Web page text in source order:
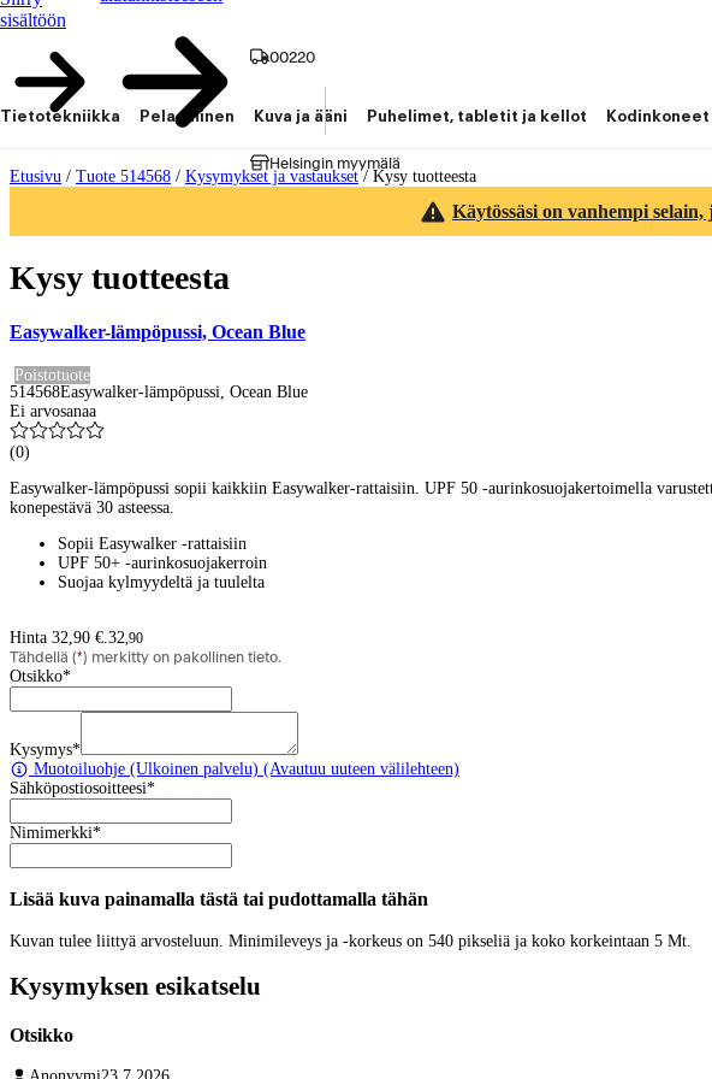
sisältöön
00220
Helsingin myymälä
Tietotekniikka Pelaaminen Kuva ja ääni Puhelimet, tabletit ja kellot Kodinkoneet
Etusivu / Tuote 514568 / Kysymykset ja vastaukset/ Kysy tuotteesta
Käytössäsi on vanhempi
Kysy tuotteesta
Easywalker-lämpöpussi, Ocean Blue
Poistotuote
514568Easywalker-lämpöpussi, Ocean Blue
Ei arvosanaa
(0)
Easywalker-lämpöpussi sopii kaikkiin Easywalker-rattaisiin. UPF 50 -aurinkosuojakertoimella
konepestävä 30 asteessa.
Sopii Easywalker -rattaisiin
UPF 50+ -aurinkosuojakerroin
Suojaa kylmyydeltä ja tuulelta
Hinta 32,90 €.32,90
Tähdellä (*) merkitty on pakollinen tieto.
Otsikko*
Kysymys*
Muotoiluohje (Ulkoinen palvelu) (Avautuu uuteen välilehteen)
Sähköpostiosoitteesi*
Nimimerkki*
Lisää kuva painamalla tästä tai pudottamalla tähän
Kuvan tulee liittyä arvosteluun. Minimileveys ja -korkeus on 540 pikseliä ja koko korkeintaan 5 Mt.
Kysymyksen esikatselu
Otsikko